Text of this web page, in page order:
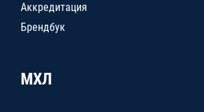
Аккредитация
Брендбук
МХЛ